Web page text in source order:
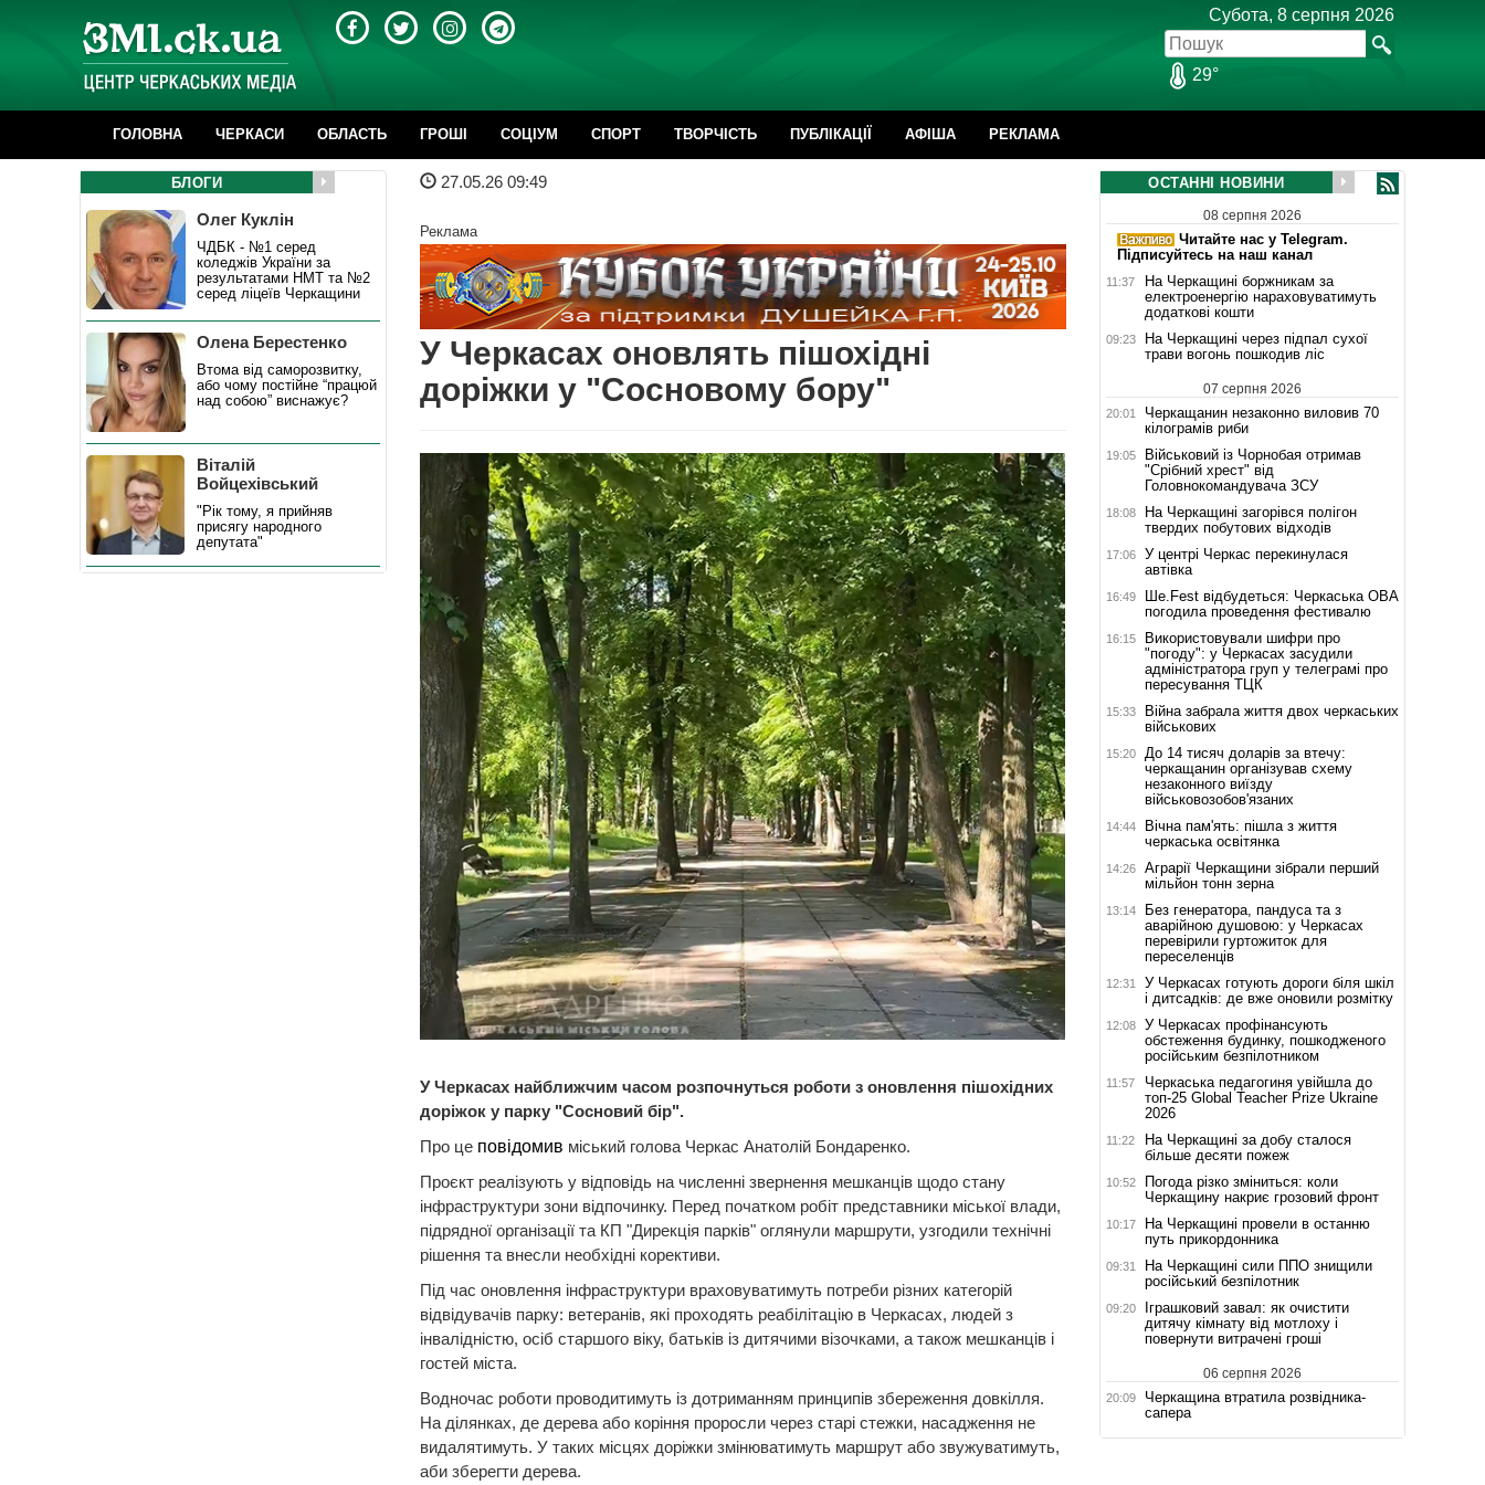
Субота, 8 серпня 2026
29°
ГОЛОВНА ЧЕРКАСИ ОБЛАСТЬ ГРОШІ CОЦІУМ СПОРТ ТВОРЧІСТЬ ПУБЛІКАЦІЇ АФІША РЕКЛАМА
27.05.26 09:49
Реклама
У Черкасах оновлять пішохідні
доріжки у "Сосновому бору"
У Черкасах найближчим часом розпочнуться роботи з оновлення пішохідних
доріжок у парку "Сосновий бір".
Про це повідомив міський голова Черкас Анатолій Бондаренко.
Проєкт реалізують у відповідь на численні звернення мешканців щодо стану
інфраструктури зони відпочинку. Перед початком робіт представники міської влади,
підрядної організації та КП "Дирекція парків" оглянули маршрути, узгодили технічні
рішення та внесли необхідні корективи.
Під час оновлення інфраструктури враховуватимуть потреби різних категорій
відвідувачів парку: ветеранів, які проходять реабілітацію в Черкасах, людей з
інвалідністю, осіб старшого віку, батьків із дитячими візочками, а також мешканців і
гостей міста.
Водночас роботи проводитимуть із дотриманням принципів збереження довкілля.
На ділянках, де дерева або коріння проросли через старі стежки, насадження не
видалятимуть. У таких місцях доріжки змінюватимуть маршрут або звужуватимуть,
аби зберегти дерева.
БЛОГИ
Олег Куклін
ЧДБК - №1 серед
коледжів України за
результатами НМТ та №2
серед ліцеїв Черкащини
Олена Берестенко
Втома від саморозвитку,
або чому постійне “працюй
над собою” виснажує?
Віталій
Войцехівський
"Рік тому, я прийняв
присягу народного
депутата"
ОСТАННІ НОВИНИ
08 серпня 2026
Читайте нас у Telegram.
Підписуйтесь на наш канал
11:37
На Черкащині боржникам за
електроенергію нараховуватимуть
додаткові кошти
09:23
На Черкащині через підпал сухої
трави вогонь пошкодив ліс
07 серпня 2026
20:01
Черкащанин незаконно виловив 70
кілограмів риби
19:05
Військовий із Чорнобая отримав
"Срібний хрест" від
Головнокомандувача ЗСУ
18:08
На Черкащині загорівся полігон
твердих побутових відходів
17:06
У центрі Черкас перекинулася
автівка
16:49
Ше.Fest відбудеться: Черкаська ОВА
погодила проведення фестивалю
16:15
Використовували шифри про
"погоду": у Черкасах засудили
адміністратора груп у телеграмі про
пересування ТЦК
15:33
Війна забрала життя двох черкаських
військових
15:20
До 14 тисяч доларів за втечу:
черкащанин організував схему
незаконного виїзду
військовозобов'язаних
14:44
Вічна пам'ять: пішла з життя
черкаська освітянка
14:26
Аграрії Черкащини зібрали перший
мільйон тонн зерна
13:14
Без генератора, пандуса та з
аварійною душовою: у Черкасах
перевірили гуртожиток для
переселенців
12:31
У Черкасах готують дороги біля шкіл
і дитсадків: де вже оновили розмітку
12:08
У Черкасах профінансують
обстеження будинку, пошкодженого
російським безпілотником
11:57
Черкаська педагогиня увійшла до
топ-25 Global Teacher Prize Ukraine
2026
11:22
На Черкащині за добу сталося
більше десяти пожеж
10:52
Погода різко зміниться: коли
Черкащину накриє грозовий фронт
10:17
На Черкащині провели в останню
путь прикордонника
09:31
На Черкащині сили ППО знищили
російський безпілотник
09:20
Іграшковий завал: як очистити
дитячу кімнату від мотлоху і
повернути витрачені гроші
06 серпня 2026
20:09
Черкащина втратила розвідника-
сапера